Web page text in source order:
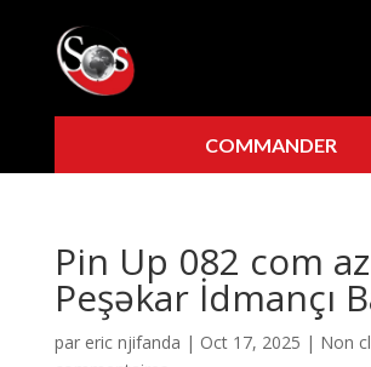
COMMANDER
Pin Up 082 com
Peşəkar İdmançı
par eric njifanda | Oct 17, 2025 | Non